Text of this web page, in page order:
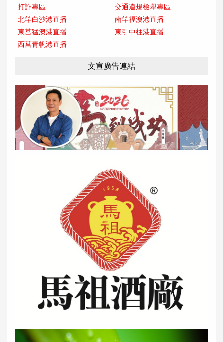
打詐專區
交通違規檢舉專區
北竿白沙港直播
南竿福澳港直播
東莒猛澳港直播
東引中柱港直播
西莒青帆港直播
文宣廣告連結